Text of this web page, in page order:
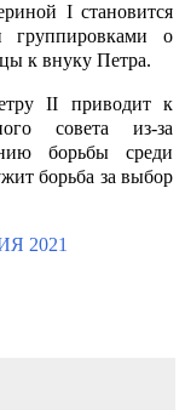
Iстановится
группировками о
к внуку Петра.
II приводит к
совета из-за
борьбы среди
борьба за выбор
2021